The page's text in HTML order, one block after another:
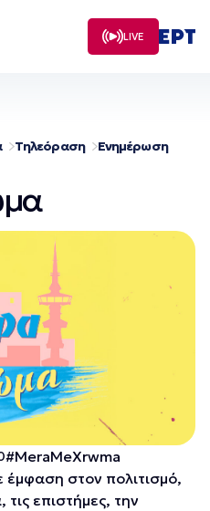
LIVE
Τηλεόραση Ενημέρωση
#MeraMeXrwma
έμφαση στον πολιτισμό,
τις επιστήμες, την